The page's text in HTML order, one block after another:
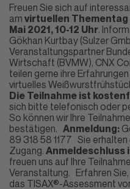
Freuen Sie sich auf
am virtuellen Thementag
Mai 2021, 10-12 Uhr.
Gökhan Kurtbay (Sulzer
Veranstaltungspartner
Wirtschaft (BVMW), CNX
teilen gerne ihre
virtuelles
Die Teilnahme ist
sich bitte telefonisch oder
So können wir Ihre
bestätigen. Anmeldung:
89 318 58 1177 Sie
Zugang. Anmeldeschluss
freuen uns auf Ihre
Veranstaltung. Erfahren
das TISAX®-Assessment